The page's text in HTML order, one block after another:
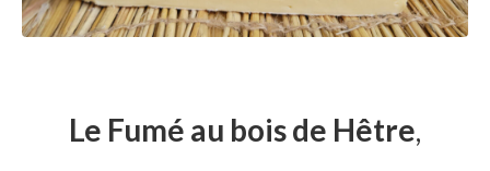
Le Fumé au bois de Hêtre,